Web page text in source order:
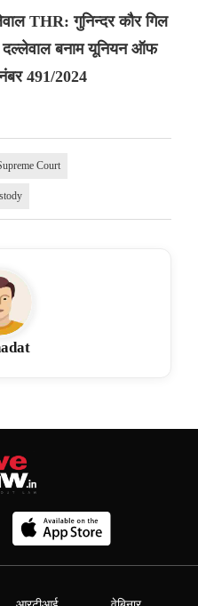
THR: गुनिन्दर कौर गिल
बनाम यूनियन ऑफ
491/2024
Court